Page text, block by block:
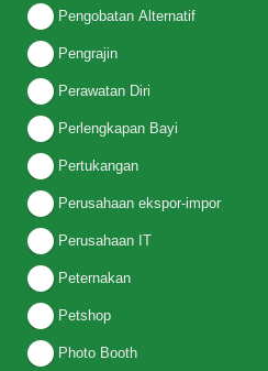
Pengobatan Alternatif
Pengrajin
Perawatan Diri
Perlengkapan Bayi
Pertukangan
Perusahaan ekspor-impor
Perusahaan IT
Peternakan
Petshop
Photo Booth